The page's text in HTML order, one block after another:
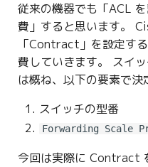
ログ関連
条件分岐
型指定
従来の機器でも「ACL
費」すると思います。
「Contract」を設定す
費していきます。 スイ
は概ね、以下の要素で決
スイッチの型番
Forwarding Scale
今回は実際に Contract